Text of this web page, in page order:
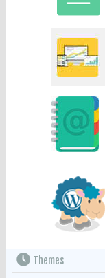
Themes